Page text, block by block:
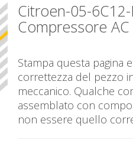
Citroen-05-6C12-
Compressore AC
Stampa questa pagina
correttezza del pezzo
meccanico. Qualche
assemblato con
non essere quello